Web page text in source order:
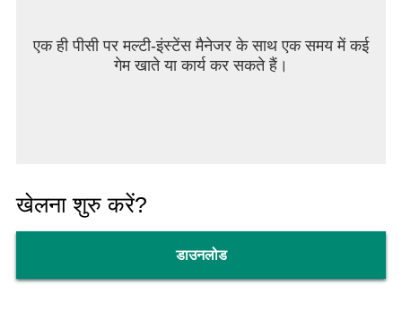
एक ही पीसी पर मल्टी-इंस्टेंस मैनेजर के साथ एक समय में कई
गेम खाते या कार्य कर सकते हैं।
खेलना शुरु करें?
डाउनलोड